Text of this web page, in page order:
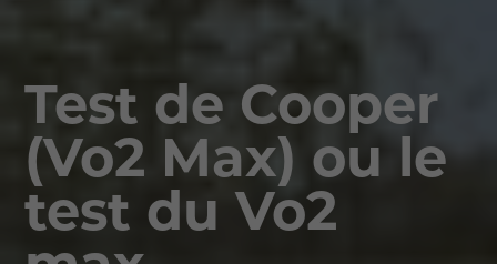
Test de Cooper
(Vo2 Max) ou le
test du Vo2